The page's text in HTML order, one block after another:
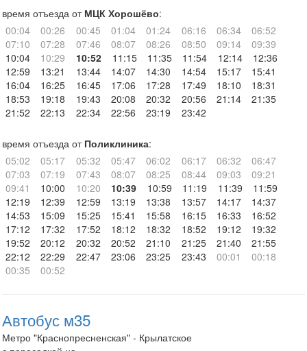
время отъезда от МЦК Хорошёво:
00:04
00:26 00:45 01:04 01:24 06:16 06:34
06:52
07:10
07:28 07:46 08:07 08:26 08:50 09:14
09:39
10:04
10:29 10:52 11:15 11:35 11:54 12:14
12:36
12:59
13:21 13:44 14:07 14:30 14:54 15:17
15:41
16:04
16:25 16:45 17:06 17:28 17:49 18:10
18:31
18:53
19:18 19:43 20:08 20:32 20:56 21:14
21:35
21:52
22:13 22:34 22:56 23:19 23:42
время отъезда от Поликлиника:
05:02
05:17 05:32 05:47 06:02 06:17 06:32
06:47
07:03
07:19 07:43 08:07 08:25 08:44 09:03
09:21
09:41
10:00 10:20 10:39 10:59 11:19 11:39
11:59
12:19
12:39 12:59 13:19 13:38 13:57 14:17
14:37
14:53
15:09 15:25 15:41 15:58 16:15 16:33
16:52
17:12
17:32 17:52 18:12 18:32 18:52 19:12
19:32
19:52
20:12 20:32 20:52 21:10 21:25 21:40
21:55
22:12
22:29 22:47 23:06 23:25 23:43 00:01
00:18
00:35
00:52
Автобус м35
Метро "Краснопресненская" - Крылатское